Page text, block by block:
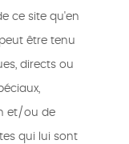
ce site qu'en
être tenu
directs ou
et/ou de
qui lui sont